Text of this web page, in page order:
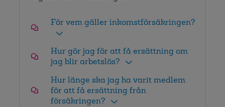
För vem gäller inkomstförsäkringen?
Hur gör jag för att få ersättning om
jag blir arbetslös?
Hur länge ska jag ha varit medlem
för att få ersättning från
försäkringen?